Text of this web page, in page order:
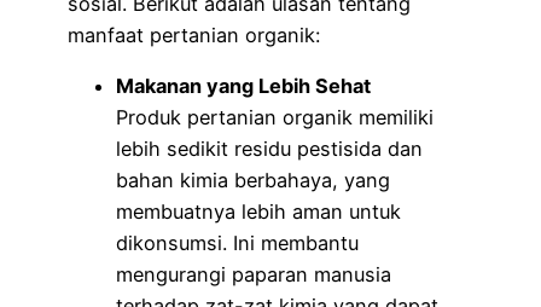
manfaat pertanian organik:
Makanan yang Lebih Sehat
Produk pertanian organik memiliki
lebih sedikit residu pestisida dan
bahan kimia berbahaya, yang
membuatnya lebih aman untuk
dikonsumsi. Ini membantu
mengurangi paparan manusia